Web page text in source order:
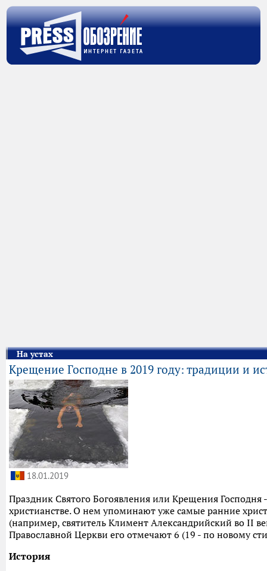
На устах
Крещение Господне в 2019 году: традиции и
18.01.2019
Праздник Святого Богоявления или Крещения
христианстве. О нем упоминают уже самые ранние
(например, святитель Климент Александрийский во II
Православной Церкви его отмечают 6 (19 - по новому
История